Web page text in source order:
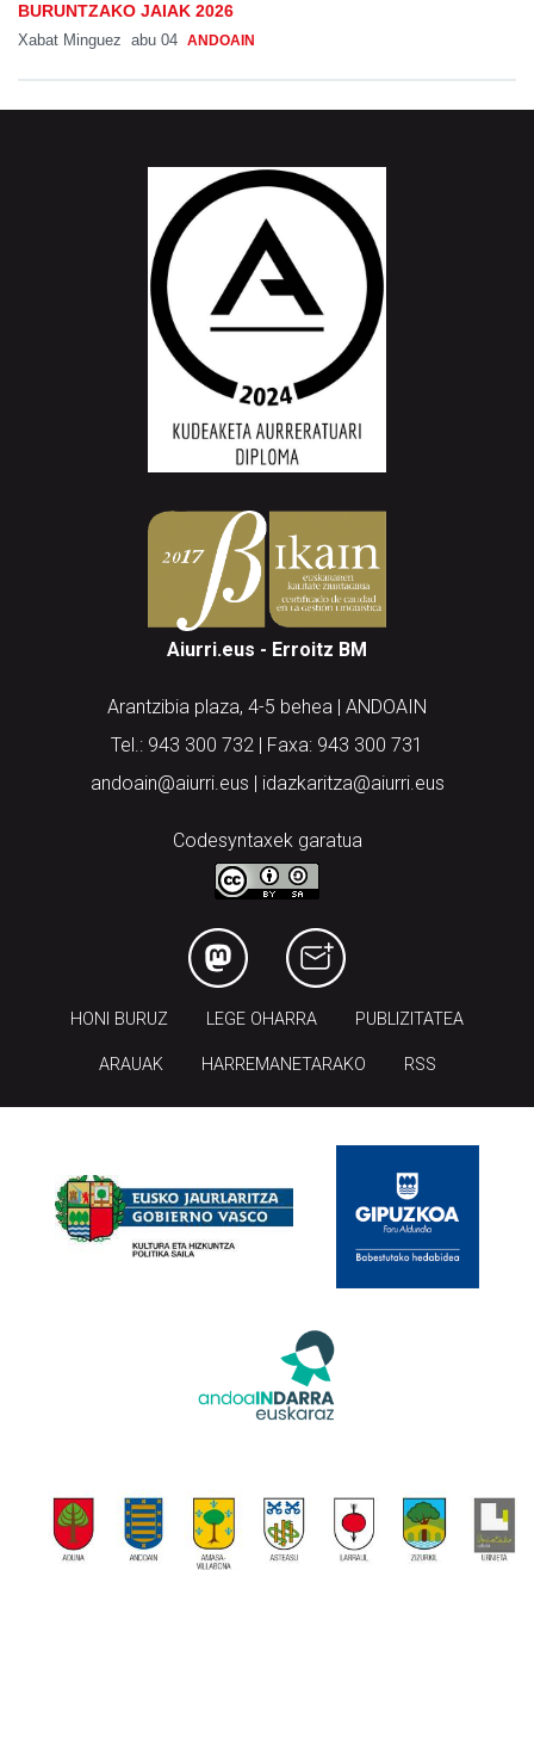
BURUNTZAKO JAIAK 2026
Xabat Minguez abu 04 ANDOAIN
Aiurri.eus - Erroitz BM
Arantzibia plaza, 4-5 behea | ANDOAIN
Tel.: 943 300 732 | Faxa: 943 300 731
andoain@aiurri.eus | idazkaritza@aiurri.eus
Codesyntaxek garatua
HONI BURUZ LEGE OHARRA PUBLIZITATEA
ARAUAK HARREMANETARAKO RSS